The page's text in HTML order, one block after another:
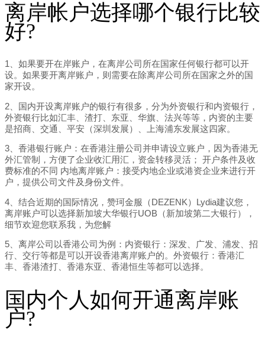
离岸帐户选择哪个银行比较
好?
1、如果要开在岸账户，在离岸公司所在国家任何银行都可以开
设。如果要开离岸账户，则需要在除离岸公司所在国家之外的国
家开设。
2、国内开设离岸账户的银行有很多，分为外资银行和内资银行，
外资银行比如汇丰、渣打、东亚、华旗、法兴等等，内资的主要
是招商、交通、平安（深圳发展）、上海浦东发展这四家。
3、香港银行账户：在香港注册公司并申请设立账户，因为香港无
外汇管制，方便了企业收汇用汇，资金转移灵活； 开户条件及收
费标准的不同 内地离岸账户：接受内地企业或港资企业来进行开
户，提供公司文件及身份文件。
4、结合近期的国际情况，赞珂金服（DEZENK）Lydia建议您，
离岸账户可以选择新加坡大华银行UOB（新加坡第二大银行），
细节欢迎您联系我，为您解
5、离岸公司以香港公司为例：内资银行：深发、广发、浦发、招
行、交行等都是可以开设香港离岸账户的。外资银行：香港汇
丰、香港渣打、香港东亚、香港恒生等都可以选择。
国内个人如何开通离岸账
户?